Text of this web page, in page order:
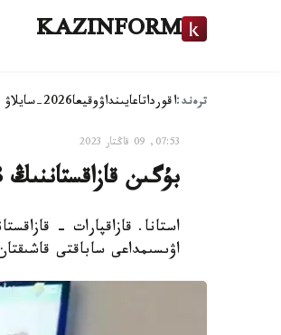
KAZINFORM
ترەند:اقورداتاعايىنداۋوقيعا2026-سايلاۋ
07:53, 09 قاڭتار 2023
بۇگىن قازاقستاننىڭ 8 وڭىرىندە وقۋشىلار مەكتەپكە بارمايدى
استانا. قازاقپارات -
اۋىسىمداعى ساباقتى